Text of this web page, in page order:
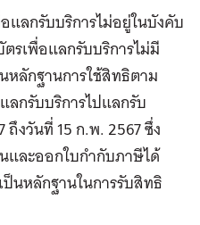
แลกรับบริการไม่อยู่ในบังคับ
รเพื่อแลกรับบริการไม่มี
ลักฐานการใช้สิทธิตาม
กรับบริการไปแลกรับ
ถึงวันที่ 15 ก.พ. 2567 ซึ่ง
และออกใบกำกับภาษีได้
นหลักฐานในการรับสิทธิ